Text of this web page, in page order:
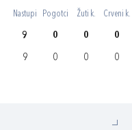
Nastupi Pogotci Žuti k. Crveni k.
9 0 0 0
9 0 0 0